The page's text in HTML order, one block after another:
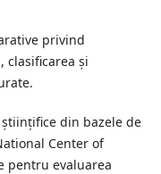
privind
clasificarea și
din bazele de
Center of
pentru evaluarea